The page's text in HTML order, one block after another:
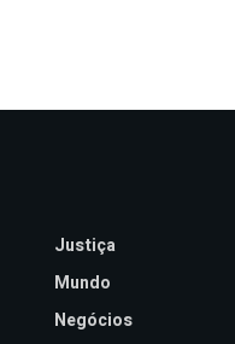
Justiça
Mundo
Negócios